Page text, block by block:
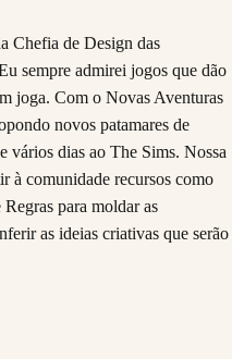
Chefia de Design das
sempre admirei jogos que dão
joga. Com o Novas Aventuras
novos patamares de
vários dias ao The Sims. Nossa
à comunidade recursos como
para moldar as
as ideias criativas que serão